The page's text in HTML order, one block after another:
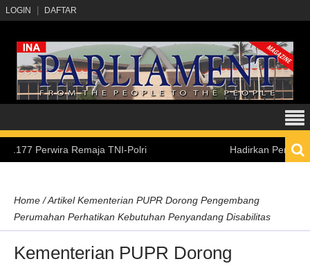
LOGIN DAFTAR
Remaja TNI-Polri Hadirkan Pengalaman
Home /Artikel Kementerian PUPR Dorong Pengembang
Perumahan Perhatikan Kebutuhan Penyandang Disabilitas
Kementerian PUPR Dorong